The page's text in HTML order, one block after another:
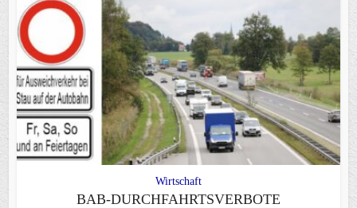
Wirtschaft
BAB-DURCHFAHRTSVERBOTE